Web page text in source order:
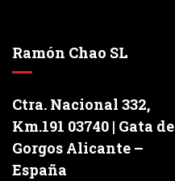
Ramón Chao SL
Ctra. Nacional 332,
Km.191 03740 | Gata de
Gorgos Alicante –
España